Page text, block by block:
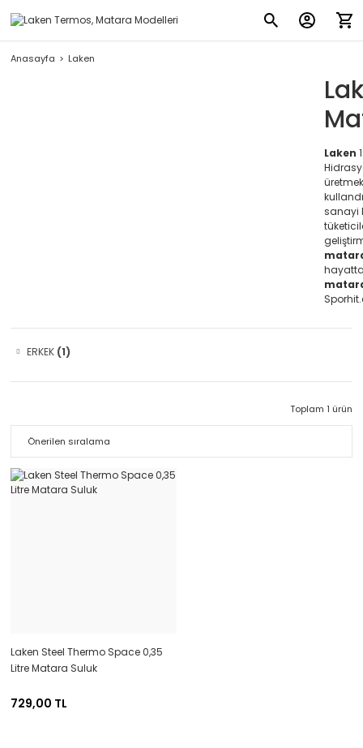
Anasayfa Laken
Laken
sanayi
hayatta
ERKEK (1)
Toplam 1 ürün
Laken Steel Thermo Space 0,35
Litre Matara Suluk
729,00 TL